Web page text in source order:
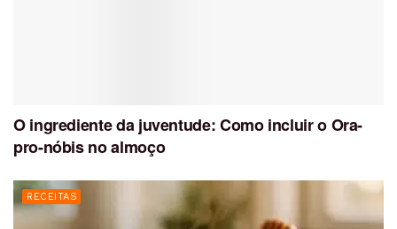
O ingrediente da juventude: Como incluir o Ora-
pro-nóbis no almoço
RECEITAS